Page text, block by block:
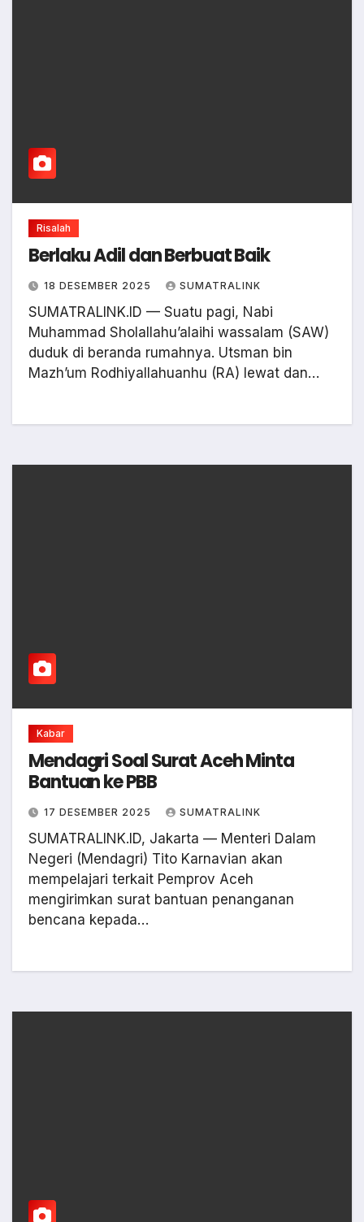
Risalah
Berlaku Adil dan Berbuat Baik
18 DESEMBER 2025 SUMATRALINK
SUMATRALINK.ID — Suatu pagi, Nabi
Muhammad Sholallahu’alaihi wassalam (SAW)
duduk di beranda rumahnya. Utsman bin
Mazh’um Rodhiyallahuanhu (RA) lewat dan…
Kabar
Mendagri Soal Surat Aceh Minta
Bantuan ke PBB
17 DESEMBER 2025 SUMATRALINK
SUMATRALINK.ID, Jakarta — Menteri Dalam
Negeri (Mendagri) Tito Karnavian akan
mempelajari terkait Pemprov Aceh
mengirimkan surat bantuan penanganan
bencana kepada…